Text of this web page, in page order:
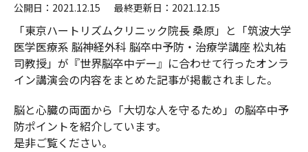
公開日：2021.12.15 最終更新日：2021.12.15
「東京ハートリズムクリニック院長 桑原」と「筑波大学
医学医療系 脳神経外科 脳卒中予防・治療学講座 松丸祐
司教授」が『世界脳卒中デー』に合わせて行ったオンラ
イン講演会の内容をまとめた記事が掲載されました。
脳と心臓の両面から「大切な人を守るため」の脳卒中予
防ポイントを紹介しています。
是非ご覧ください。